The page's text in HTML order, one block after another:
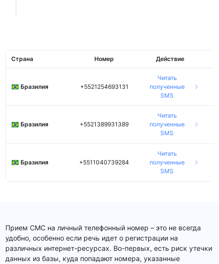
Страна Номер Действие
Бразилия +5521254693131
Читать
полученные
SMS
Бразилия +5521389931389
Читать
полученные
SMS
Бразилия +5511040739284
Читать
полученные
SMS
Прием СМС на личный телефонный номер – это не всегда
удобно, особенно если речь идет о регистрации на
различных интернет-ресурсах. Во-первых, есть риск утечки
данных из базы, куда попадают номера, указанные